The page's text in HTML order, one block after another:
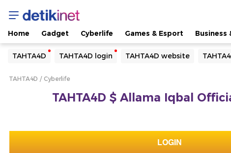
Home Gadget Cyberlife Games & Esport Business
TAHTA4D TAHTA4D login TAHTA4D website
Yang sedang ramai dicari
Loading...
TAHTA4D Cyberlife
TAHTA4D $ Allama Iqbal
LOGIN